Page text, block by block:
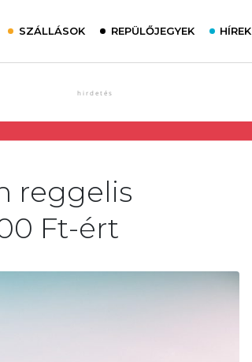
SZÁLLÁSOK REPÜLŐJEGYEK HÍREK
reggelis
Ft-ért